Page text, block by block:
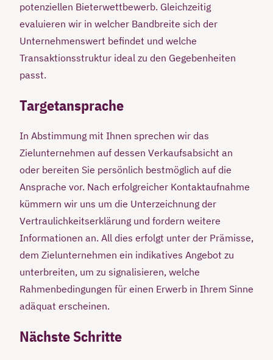
potenziellen Bieterwettbewerb. Gleichzeitig
evaluieren wir in welcher Bandbreite sich der
Unternehmenswert befindet und welche
Transaktionsstruktur ideal zu den Gegebenheiten
passt.
Targetansprache
In Abstimmung mit Ihnen sprechen wir das
Zielunternehmen auf dessen Verkaufsabsicht an
oder bereiten Sie persönlich bestmöglich auf die
Ansprache vor. Nach erfolgreicher Kontaktaufnahme
kümmern wir uns um die Unterzeichnung der
Vertraulichkeitserklärung und fordern weitere
Informationen an. All dies erfolgt unter der Prämisse,
dem Zielunternehmen ein indikatives Angebot zu
unterbreiten, um zu signalisieren, welche
Rahmenbedingungen für einen Erwerb in Ihrem Sinne
adäquat erscheinen.
Nächste Schritte